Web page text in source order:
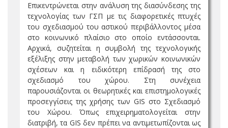
Επικεντρώνεται στην ανάλυση της διασύνδεσης της
τεχνολογίας των ΓΣΠ με τις διαφορετικές πτυχές
του σχεδιασμού του αστικού περιβάλλοντος μέσα
στο κοινωνικό πλαίσιο στο οποίο εντάσσονται.
Αρχικά, συζητείται η συμβολή της τεχνολογικής
εξέλιξης στην μεταβολή των χωρικών κοινωνικών
σχέσεων και η ειδικότερη επίδρασή της στο
σχεδιασμό του χώρου. Στη συνέχεια
παρουσιάζονται οι θεωρητικές και επιστημολογικές
προσεγγίσεις της χρήσης των GIS στο Σχεδιασμό
του Χώρου. Όπως επιχειρηματολογείται στην
διατριβή, τα GIS δεν πρέπει να αντιμετωπίζονται ως